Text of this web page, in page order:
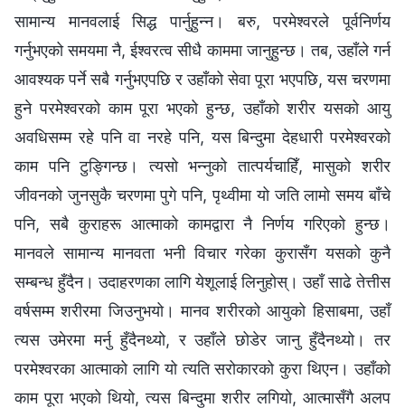
सामान्य मानवलाई सिद्ध पार्नुहुन्न। बरु, परमेश्‍वरले पूर्वनिर्णय
गर्नुभएको समयमा नै, ईश्‍वरत्व सीधै काममा जानुहुन्छ। तब, उहाँले गर्न
आवश्यक पर्ने सबै गर्नुभएपछि र उहाँको सेवा पूरा भएपछि, यस चरणमा
हुने परमेश्‍वरको काम पूरा भएको हुन्छ, उहाँको शरीर यसको आयु
अवधिसम्म रहे पनि वा नरहे पनि, यस बिन्दुमा देहधारी परमेश्‍वरको
काम पनि टुङ्गिन्छ। त्यसो भन्नुको तात्पर्यचाहिँ, मासुको शरीर
जीवनको जुनसुकै चरणमा पुगे पनि, पृथ्वीमा यो जति लामो समय बाँचे
पनि, सबै कुराहरू आत्माको कामद्वारा नै निर्णय गरिएको हुन्छ।
मानवले सामान्य मानवता भनी विचार गरेका कुरासँग यसको कुनै
सम्बन्ध हुँदैन। उदाहरणका लागि येशूलाई लिनुहोस्। उहाँ साढे तेत्तीस
वर्षसम्म शरीरमा जिउनुभयो। मानव शरीरको आयुको हिसाबमा, उहाँ
त्यस उमेरमा मर्नु हुँदैनथ्यो, र उहाँले छोडेर जानु हुँदैनथ्यो। तर
परमेश्‍वरका आत्माको लागि यो त्यति सरोकारको कुरा थिएन। उहाँको
काम पूरा भएको थियो, त्यस बिन्दुमा शरीर लगियो, आत्मासँगै अलप